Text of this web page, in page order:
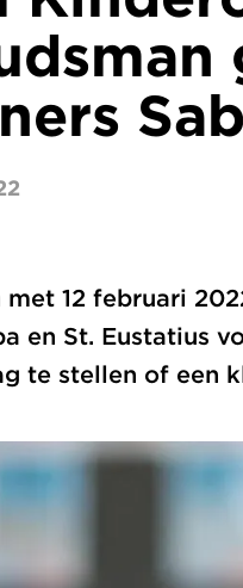
12 februari
en St. Eustatius
te stellen of een